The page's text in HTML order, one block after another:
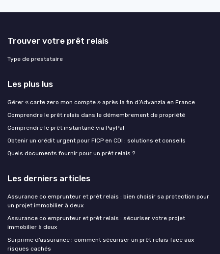
Trouver votre prêt relais
Type de prestataire
Les plus lus
Gérer « carte zero mon compte » après la fin d’Advanzia en France
Comprendre le prêt relais dans le démembrement de propriété
Comprendre le prêt instantané via PayPal
Obtenir un crédit urgent pour FICP en CDI : solutions et conseils
Quels documents fournir pour un prêt relais ?
Les derniers articles
Assurance co emprunteur et prêt relais : bien choisir sa protection pour
un projet immobilier à deux
Assurance co emprunteur et prêt relais : sécuriser votre projet
immobilier à deux
Surprime d’assurance : comment sécuriser un prêt relais face aux
risques cachés